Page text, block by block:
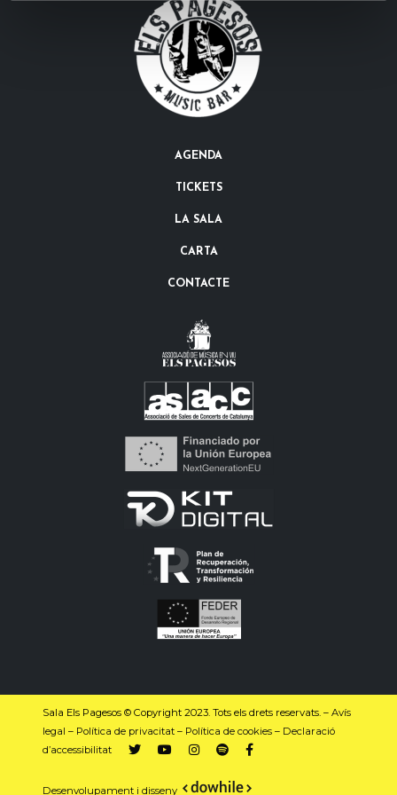
AGENDA
TICKETS
LA SALA
CARTA
CONTACTE
Sala Els Pagesos © Copyright 2023. Tots els drets reservats. – Avís
legal – Política de privacitat – Política de cookies – Declaració
d’accessibilitat
Desenvolupament i disseny